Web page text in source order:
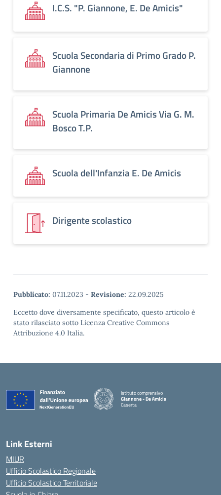
I.C.S. "P. Giannone, E. De Amicis"
Scuola Secondaria di Primo Grado P.
Giannone
Scuola Primaria De Amicis Via G. M.
Bosco T.P.
Scuola dell'Infanzia E. De Amicis
Dirigente scolastico
Pubblicato: 07.11.2023 - Revisione: 22.09.2025
Eccetto dove diversamente specificato, questo articolo è
stato rilasciato sotto Licenza Creative Commons
Attribuzione 4.0 Italia.
Istituto comprensivo
Giannone - De Amicis
Caserta
Link Esterni
MIUR
Ufficio Scolastico Regionale
Ufficio Scolastico Territoriale